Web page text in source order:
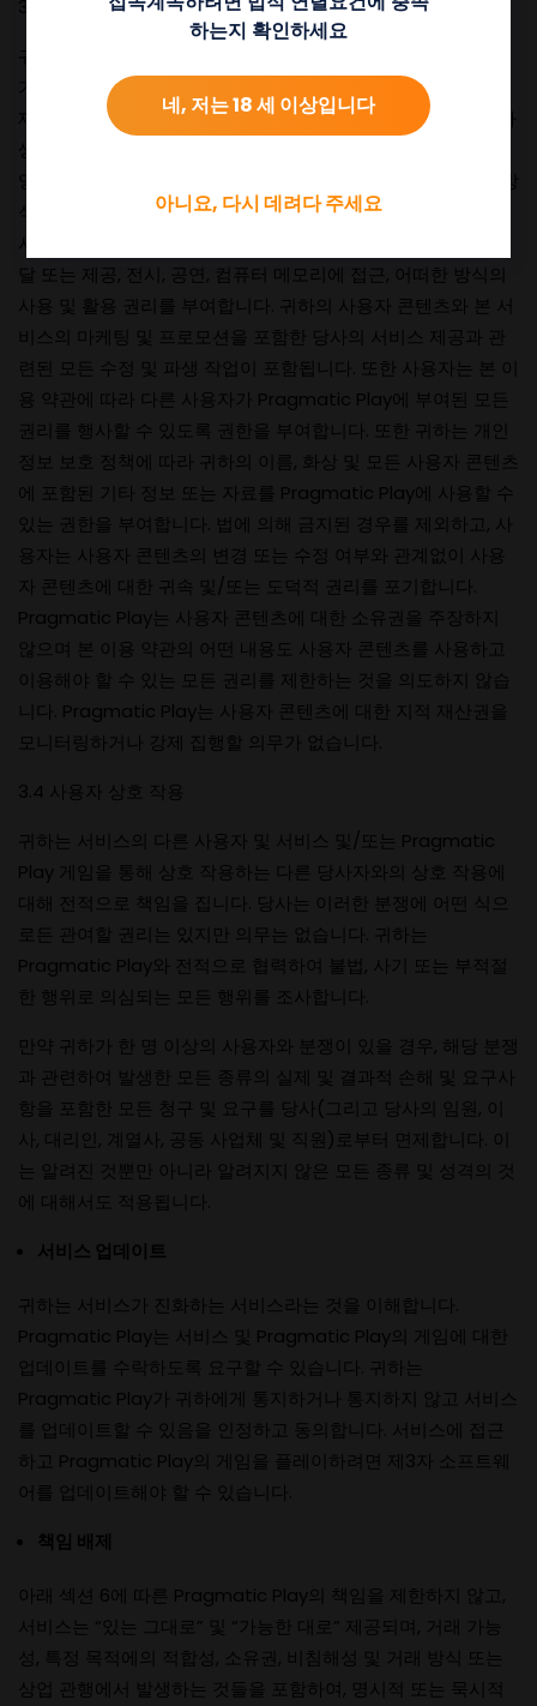
3.3 라이선스
귀하는 이에 따라 Pragmatic Play에 취소 불가능, 영구, 양도
가능, 완전 지불, 로열티 프리인 전 세계 라이선스(재실시권 및
제3자에게 양도할 권리 포함) 및 복제, 복사, 수정, 개작, 변경, 파
생 작품 생성, 제조, 상업화, 배포, 분배, 판매, 라이선스, 재실시,
양도, 임대, 전송, 디스플레이, 성능, 컴퓨터 메모리 입력, 어떤 방
식으로든 사용 및 연습을 통해 전자적으로, 임대, 전송, 공개 전
시, 공개 실행 또는 전자적 접근을 제공, 방송, 통신으로 공개 전
달 또는 제공, 전시, 공연, 컴퓨터 메모리에 접근, 어떠한 방식의
사용 및 활용 권리를 부여합니다. 귀하의 사용자 콘텐츠와 본 서
비스의 마케팅 및 프로모션을 포함한 당사의 서비스 제공과 관
련된 모든 수정 및 파생 작업이 포함됩니다. 또한 사용자는 본 이
용 약관에 따라 다른 사용자가 Pragmatic Play에 부여된 모든
권리를 행사할 수 있도록 권한을 부여합니다. 또한 귀하는 개인
정보 보호 정책에 따라 귀하의 이름, 화상 및 모든 사용자 콘텐츠
에 포함된 기타 정보 또는 자료를 Pragmatic Play에 사용할 수
있는 권한을 부여합니다. 법에 의해 금지된 경우를 제외하고, 사
용자는 사용자 콘텐츠의 변경 또는 수정 여부와 관계없이 사용
자 콘텐츠에 대한 귀속 및/또는 도덕적 권리를 포기합니다.
Pragmatic Play는 사용자 콘텐츠에 대한 소유권을 주장하지
않으며 본 이용 약관의 어떤 내용도 사용자 콘텐츠를 사용하고
이용해야 할 수 있는 모든 권리를 제한하는 것을 의도하지 않습
니다. Pragmatic Play는 사용자 콘텐츠에 대한 지적 재산권을
모니터링하거나 강제 집행할 의무가 없습니다.
3.4 사용자 상호 작용
귀하는 서비스의 다른 사용자 및 서비스 및/또는 Pragmatic
Play 게임을 통해 상호 작용하는 다른 당사자와의 상호 작용에
대해 전적으로 책임을 집니다. 당사는 이러한 분쟁에 어떤 식으
로든 관여할 권리는 있지만 의무는 없습니다. 귀하는
Pragmatic Play와 전적으로 협력하여 불법, 사기 또는 부적절
한 행위로 의심되는 모든 행위를 조사합니다.
만약 귀하가 한 명 이상의 사용자와 분쟁이 있을 경우, 해당 분쟁
과 관련하여 발생한 모든 종류의 실제 및 결과적 손해 및 요구사
항을 포함한 모든 청구 및 요구를 당사(그리고 당사의 임원, 이
사, 대리인, 계열사, 공동 사업체 및 직원)로부터 면제합니다. 이
는 알려진 것뿐만 아니라 알려지지 않은 모든 종류 및 성격의 것
에 대해서도 적용됩니다.
서비스 업데이트
귀하는 서비스가 진화하는 서비스라는 것을 이해합니다.
Pragmatic Play는 서비스 및 Pragmatic Play의 게임에 대한
업데이트를 수락하도록 요구할 수 있습니다. 귀하는
Pragmatic Play가 귀하에게 통지하거나 통지하지 않고 서비스
를 업데이트할 수 있음을 인정하고 동의합니다. 서비스에 접근
하고 Pragmatic Play의 게임을 플레이하려면 제3자 소프트웨
어를 업데이트해야 할 수 있습니다.
책임 배제
아래 섹션 6에 따른 Pragmatic Play의 책임을 제한하지 않고,
서비스는 “있는 그대로” 및 “가능한 대로” 제공되며, 거래 가능
성, 특정 목적에의 적합성, 소유권, 비침해성 및 거래 방식 또는
상업 관행에서 발생하는 것들을 포함하여, 명시적 또는 묵시적
하는지 확인하세요
네, 저는 18 세 이상입니다
아니요, 다시 데려다 주세요